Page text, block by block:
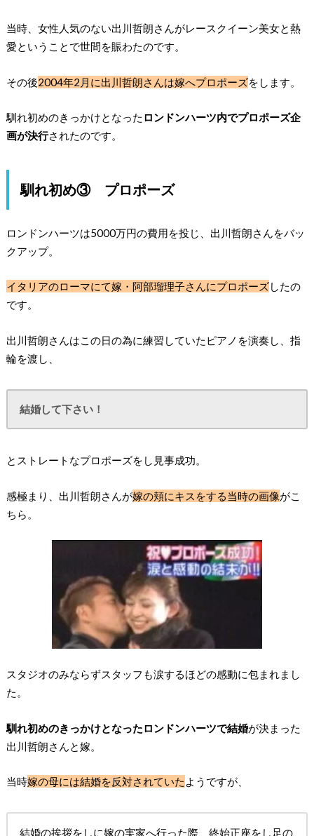
当時、女性人気のない出川哲朗さんがレースクイーン美女と熱
愛ということで世間を賑わたのです。
その後2004年2月に出川哲朗さんは嫁へプロポーズをします。
馴れ初めのきっかけとなった ロンドンハーツ内でプロポーズ企
画が決行されたのです。
馴れ初め③ プロポーズ
ロンドンハーツは5000万円の費用を投じ、出川哲朗さんをバッ
クアップ。
イタリアのローマにて嫁・阿部瑠理子さんにプロポーズしたの
です。
出川哲朗さんはこの日の為に練習していたピアノを演奏し、指
輪を渡し、
結婚して下さい！
とストレートなプロポーズをし見事成功。
感極まり、出川哲朗さんが嫁の頬にキスをする当時の画像がこ
ちら。
スタジオのみならずスタッフも涙するほどの感動に包まれまし
た。
馴れ初めのきっかけとなったロンドンハーツで結婚が決まった
出川哲朗さんと嫁。
当時嫁の母には結婚を反対されていた ようですが、
結婚の挨拶をしに嫁の実家へ行った際、終始正座をし足の